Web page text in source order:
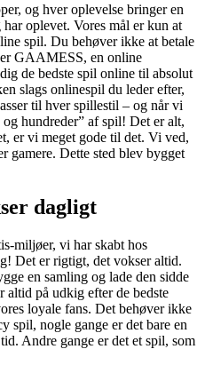
og hver oplevelse bringer en
oplevet. Vores mål er kun at
spil. Du behøver ikke at betale
GAAMESS, en online
de bedste spil online til absolut
slags onlinespil du leder efter,
til hver spillestil – og når vi
hundreder” af spil! Det er alt,
er vi meget gode til det. Vi ved,
gamere. Dette sted blev bygget
dagligt
miljøer, vi har skabt hos
Det er rigtigt, det vokser altid.
en samling og lade den sidde
altid på udkig efter de bedste
loyale fans. Det behøver ikke
spil, nogle gange er det bare en
Andre gange er det et spil, som